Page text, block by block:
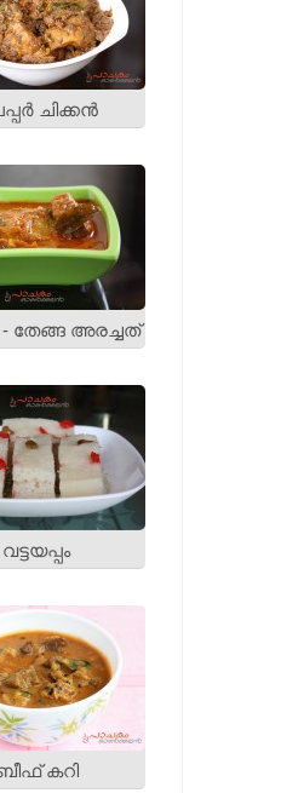
ചിക്കന്‍
- തേങ്ങ അരച്ചത്
വട്ടയപ്പം
കറി